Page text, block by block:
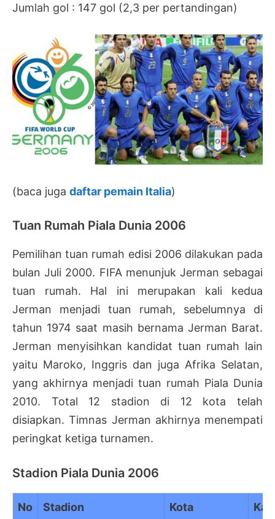
Jumlah gol : 147 gol (2,3 per pertandingan)
(baca juga daftar pemain Italia)
Tuan Rumah Piala Dunia 2006
Pemilihan tuan rumah edisi 2006 dilakukan pada
bulan Juli 2000. FIFA menunjuk Jerman sebagai
tuan rumah. Hal ini merupakan kali kedua
Jerman menjadi tuan rumah, sebelumnya di
tahun 1974 saat masih bernama Jerman Barat.
Jerman menyisihkan kandidat tuan rumah lain
yaitu Maroko, Inggris dan juga Afrika Selatan,
yang akhirnya menjadi tuan rumah Piala Dunia
2010. Total 12 stadion di 12 kota telah
disiapkan. Timnas Jerman akhirnya menempati
peringkat ketiga turnamen.
Stadion Piala Dunia 2006
No Stadion Kota